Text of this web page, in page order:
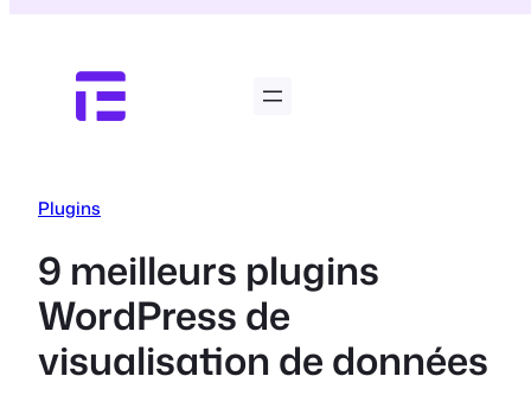
contenu
Plugins
9 meilleurs plugins
WordPress de
visualisation de données